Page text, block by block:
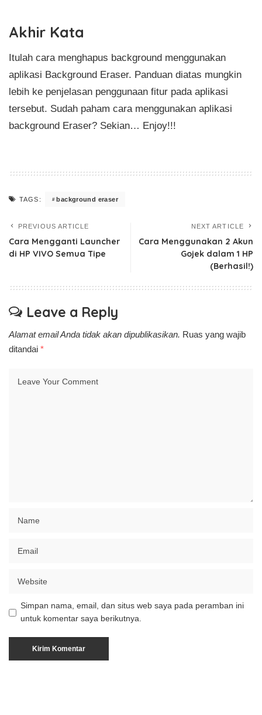
Akhir Kata
Itulah cara menghapus background menggunakan
aplikasi Background Eraser. Panduan diatas mungkin
lebih ke penjelasan penggunaan fitur pada aplikasi
tersebut. Sudah paham cara menggunakan aplikasi
background Eraser? Sekian… Enjoy!!!
TAGS: background eraser
PREVIOUS ARTICLE
Cara Mengganti Launcher
di HP VIVO Semua Tipe
NEXT ARTICLE
Cara Menggunakan 2 Akun
Gojek dalam 1 HP
(Berhasil!)
Leave a Reply
Alamat email Anda tidak akan dipublikasikan. Ruas yang wajib
ditandai *
Simpan nama, email, dan situs web saya pada peramban ini
untuk komentar saya berikutnya.